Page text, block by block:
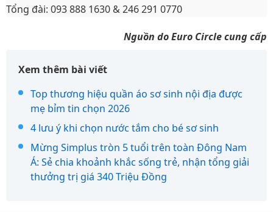
Tổng đài: 093 888 1630 & 246 291 0770
Nguồn do Euro Circle cung cấp
Xem thêm bài viết
Top thương hiệu quần áo sơ sinh nội địa được
mẹ bỉm tin chọn 2026
4 lưu ý khi chọn nước tắm cho bé sơ sinh
Mừng Simplus tròn 5 tuổi trên toàn Đông Nam
Á: Sẻ chia khoảnh khắc sống trẻ, nhận tổng giải
thưởng trị giá 340 Triệu Đồng